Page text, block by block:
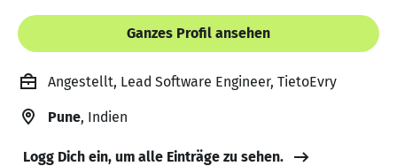
Ganzes Profil ansehen
Angestellt, Lead Software Engineer, TietoEvry
Pune, Indien
Logg Dich ein, um alle Einträge zu sehen.